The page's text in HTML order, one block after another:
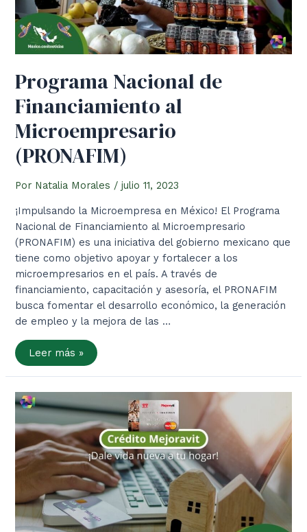
Programa Nacional de
Financiamiento al
Microempresario
(PRONAFIM)
Por Natalia Morales /julio 11, 2023
¡Impulsando la Microempresa en México! El Programa
Nacional de Financiamiento al Microempresario
(PRONAFIM) es una iniciativa del gobierno mexicano que
tiene como objetivo apoyar y fortalecer a los
microempresarios en el país. A través de
financiamiento, capacitación y asesoría, el PRONAFIM
busca fomentar el desarrollo económico, la generación
de empleo y la mejora de las …
Programa
Nacional
de
Financiamiento
Microempresario
(PRONAFIM)
Leer más »